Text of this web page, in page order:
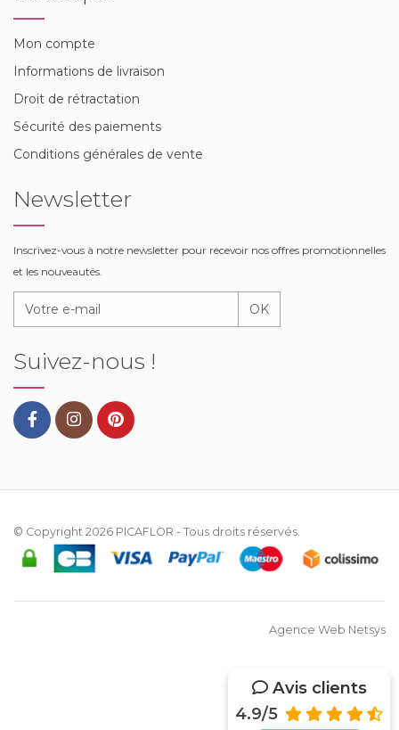
Avis clients
4.9/5
Mon compte
Informations de livraison
Droit de rétractation
Sécurité des paiements
Conditions générales de vente
Newsletter
Inscrivez-vous à notre newsletter pour recevoir nos offres promotionnelles
et les nouveautés.
OK
Suivez-nous !
© Copyright 2026 PICAFLOR - Tous droits réservés.
Agence Web Netsys